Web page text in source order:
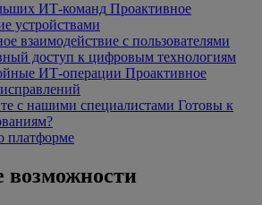
ИТ-команд Проактивное
устройствами
взаимодействие с пользователями
доступ к цифровым технологиям
ИТ-операции Проактивное
с нашими специалистами Готовы к
платформе